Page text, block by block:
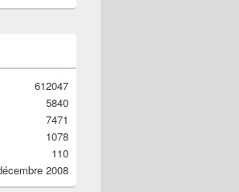
612047
5840
7471
1078
110
2008